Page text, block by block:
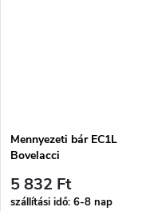
Mennyezeti bár EC1L
Bovelacci
5 832 Ft
szállítási idő: 6-8 nap